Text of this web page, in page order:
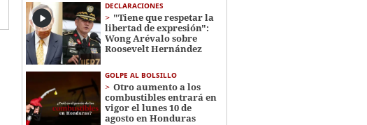
DECLARACIONES
"Tiene que respetar la
libertad de expresión":
Wong Arévalo sobre
Roosevelt Hernández
GOLPE AL BOLSILLO
Otro aumento a los
combustibles entrará en
vigor el lunes 10 de
agosto en Honduras